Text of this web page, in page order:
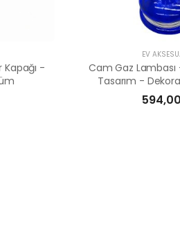
-
EV
Cam Gaz
Tasarım -